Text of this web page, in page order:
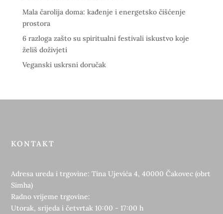
Mala čarolija doma: kađenje i energetsko čišćenje
prostora
6 razloga zašto su spiritualni festivali iskustvo koje
želiš doživjeti
Veganski uskrsni doručak
KONTAKT
Adresa ureda i trgovine: Tina Ujevića 4, 40000 Čakovec (obrt
Simha)
Radno vrijeme trgovine:
Utorak, srijeda i četvrtak 10:00 - 17:00 h